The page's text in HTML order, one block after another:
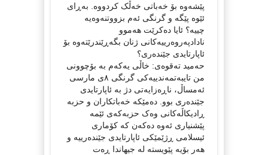
پێشەوە بۆ خەباتی خەڵک کردووە. بەڕای
ئێوە پێگە و گرنگی ئەم بزووتنەوەیە
چییە؟ ئایا دەکرێت هەموو
نادادپەروەرییەکانی ژنان بگەڕێندرێتەوە بۆ
ئاپارتایدی جێندەری؟
حەمید تەقوەی: خاڵی یەکەم بە بۆچوونی
من تایبەتمەندییەکی گرنگی ٨ی مارسی
ئەمساڵ، ناڕەزایەتی دژ بە ئاپارتایدی
جێندەری بوو. دەمێکە خەباتکاران و حزبە
ڕادیکاڵەکانی وەک حزبەکەی ئێمە
پێشنیاری ئەوە دەکەن کە کۆماری
ئیسلامی ڕژێمێکی ئاپارتایدی جێندەرییە و
هەر بۆیە پێویستە لە جیهاندا ڕەت